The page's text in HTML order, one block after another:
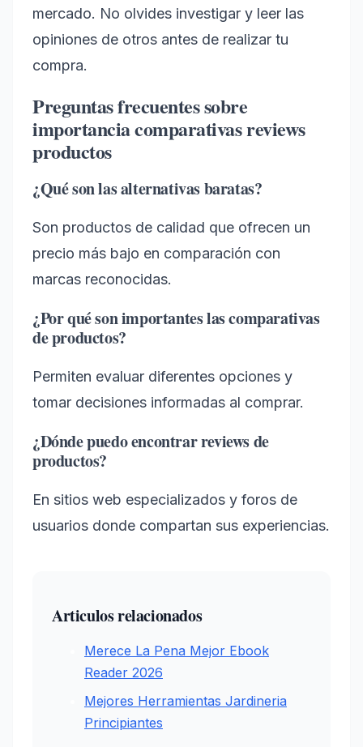
mercado. No olvides investigar y leer las
opiniones de otros antes de realizar tu
compra.
Preguntas frecuentes sobre
importancia comparativas reviews
productos
¿Qué son las alternativas baratas?
Son productos de calidad que ofrecen un
precio más bajo en comparación con
marcas reconocidas.
¿Por qué son importantes las comparativas
de productos?
Permiten evaluar diferentes opciones y
tomar decisiones informadas al comprar.
¿Dónde puedo encontrar reviews de
productos?
En sitios web especializados y foros de
usuarios donde compartan sus experiencias.
Articulos relacionados
Merece La Pena Mejor Ebook
Reader 2026
Mejores Herramientas Jardineria
Principiantes